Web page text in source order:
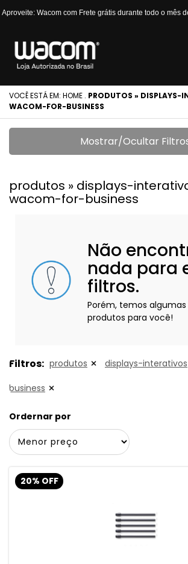
Aproveite: Wacom com Frete grátis durante todo o mês
VOCÊ ESTÁ EM: HOME . PRODUTOS » DISPLAYS-
WACOM-FOR-BUSINESS
Mostrar/Ocultar
produtos » displays-
wacom-for-business
Não
nada para
filtros.
Porém, temos
produtos para você!
Filtros: produtos displays-interativos
business
Ordernar por
20% OFF